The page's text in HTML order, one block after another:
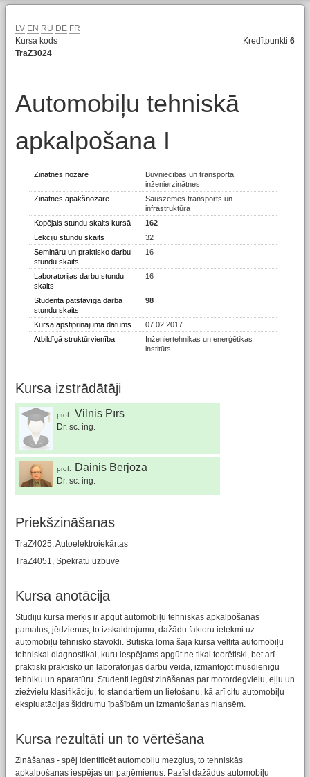
LV EN RU DE FR
Kursa kods
TraZ3024
Kredītpunkti6
Automobiļu tehniskā
apkalpošana I
Zinātnes nozare
Būvniecības un transporta
inženierzinātnes
Zinātnes apakšnozare
Sauszemes transports un
infrastruktūra
Kopējais stundu skaits kursā
162
Lekciju stundu skaits
32
Semināru un praktisko darbu
stundu skaits
16
Laboratorijas darbu stundu
skaits
16
Studenta patstāvīgā darba
stundu skaits
98
Kursa apstiprinājuma datums
07.02.2017
Atbildīgā struktūrvienība
Inženiertehnikas un enerģētikas
institūts
Kursa izstrādātāji
prof. Vilnis Pīrs
Dr. sc. ing.
prof. Dainis Berjoza
Dr. sc. ing.
Priekšzināšanas
TraZ4025, Autoelektroiekārtas
TraZ4051, Spēkratu uzbūve
Kursa anotācija
Studiju kursa mērķis ir apgūt automobiļu tehniskās apkalpošanas
pamatus, jēdzienus, to izskaidrojumu, dažādu faktoru ietekmi uz
automobiļu tehnisko stāvokli. Būtiska loma šajā kursā veltīta automobiļu
tehniskai diagnostikai, kuru iespējams apgūt ne tikai teorētiski, bet arī
praktiski praktisko un laboratorijas darbu veidā, izmantojot mūsdienīgu
tehniku un aparatūru. Studenti iegūst zināšanas par motordegvielu, eļļu un
ziežvielu klasifikāciju, to standartiem un lietošanu, kā arī citu automobiļu
ekspluatācijas šķidrumu īpašībām un izmantošanas niansēm.
Kursa rezultāti un to vērtēšana
Zināšanas - spēj identificēt automobiļu mezglus, to tehniskās
apkalpošanas iespējas un paņēmienus. Pazīst dažādus automobiļu